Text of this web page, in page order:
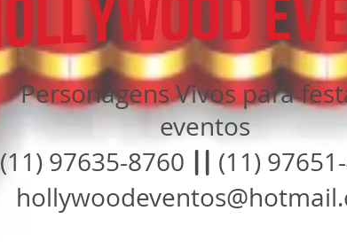
Personagens Vivos para
eventos
(11) 97635-8760 || (11)